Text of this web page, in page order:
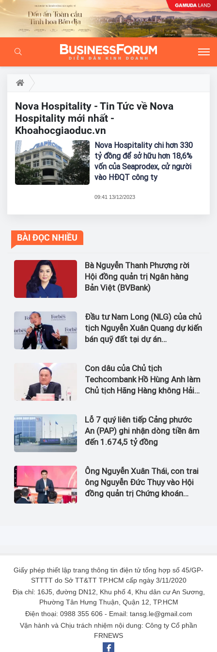
Nova Hospitality - Tin Tức về Nova
Hospitality mới nhất -
Khoahocgiaoduc.vn
Nova Hospitality chi hơn 330
tỷ đồng để sở hữu hơn 18,6%
vốn của Seaprodex, cử người
vào HĐQT công ty
09:41 13/12/2023
BÀI ĐỌC NHIỀU
Bà Nguyễn Thanh Phượng rời
Hội đồng quản trị Ngân hàng
Bản Việt (BVBank)
Đầu tư Nam Long (NLG) của chủ
tịch Nguyễn Xuân Quang dự kiến
bán quỹ đất tại dự án
Con dâu của Chủ tịch
Techcombank Hồ Hùng Anh làm
Chủ tịch Hãng Hàng không Hải
Lỗ 7 quý liên tiếp Cảng phước
An (PAP) ghi nhận dòng tiền âm
đến 1.674,5 tỷ đồng
Ông Nguyễn Xuân Thái, con trai
ông Nguyễn Đức Thụy vào Hội
đồng quản trị Chứng khoán
Giấy phép thiết lập trang thông tin điện tử tổng hợp số 45/GP-
STTTT do Sở TT&TT TP.HCM cấp ngày 3/11/2020
Địa chỉ: 16J5, đường DN12, Khu phố 4, Khu dân cư An Sương,
Phường Tân Hưng Thuận, Quận 12, TP.HCM
Điện thoại: 0988 355 606 - Email: tansg.le@gmail.com
Vận hành và Chịu trách nhiệm nội dung: Công ty Cổ phần
FRNEWS